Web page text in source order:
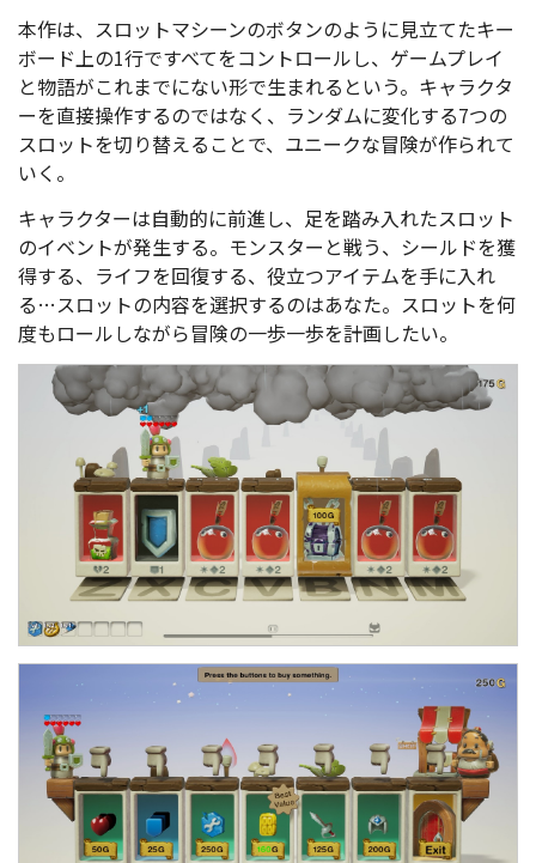
本作は、スロットマシーンのボタンのように見立てたキー
ボード上の1行ですべてをコントロールし、ゲームプレイ
と物語がこれまでにない形で生まれるという。キャラクタ
ーを直接操作するのではなく、ランダムに変化する7つの
スロットを切り替えることで、ユニークな冒険が作られて
いく。
キャラクターは自動的に前進し、足を踏み入れたスロット
のイベントが発生する。モンスターと戦う、シールドを獲
得する、ライフを回復する、役立つアイテムを手に入れ
る…スロットの内容を選択するのはあなた。スロットを何
度もロールしながら冒険の一歩一歩を計画したい。